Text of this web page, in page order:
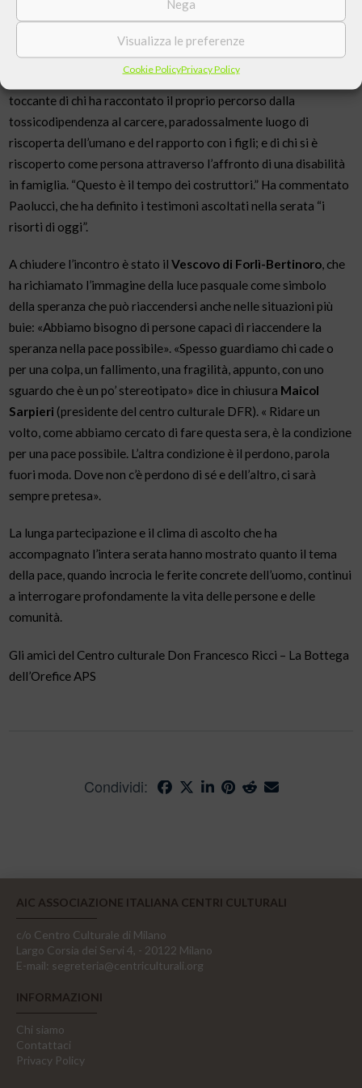
Nega
Visualizza le preferenze
Cookie PolicyPrivacy Policy
tossicodipendenza. A chi passando per una storia di malattia, ha
invece condiviso l’esperienza educativa nata attraverso una
squadra sportiva costruita insieme a ragazzi fragili e spesso
segnati da rabbia e disagio sociale. Fino alla testimonianza
toccante di chi ha raccontato il proprio percorso dalla
tossicodipendenza al carcere, paradossalmente luogo di
riscoperta dell’umano e del rapporto con i figli; e di chi si è
riscoperto come persona attraverso l’affronto di una disabilità
in famiglia. “Questo è il tempo dei costruttori.” Ha commentato
Paolucci, che ha definito i testimoni ascoltati nella serata “i
risorti di oggi”.
A chiudere l’incontro è stato ilVescovo di Forlì-Bertinoro, che
ha richiamato l’immagine della luce pasquale come simbolo
della speranza che può riaccendersi anche nelle situazioni più
buie: «Abbiamo bisogno di persone capaci di riaccendere la
speranza nella pace possibile». «Spesso guardiamo chi cade o
per una colpa, un fallimento, una fragilità, appunto, con uno
sguardo che è un po’ stereotipato» dice in chiusura Maicol
Sarpieri (presidente del centro culturale DFR). « Ridare un
volto, come abbiamo cercato di fare questa sera, è la condizione
per una pace possibile. L’altra condizione è il perdono, parola
fuori moda. Dove non c’è perdono di sé e dell’altro, ci sarà
sempre pretesa».
La lunga partecipazione e il clima di ascolto che ha
accompagnato l’intera serata hanno mostrato quanto il tema
della pace, quando incrocia le ferite concrete dell’uomo, continui
a interrogare profondamente la vita delle persone e delle
comunità.
Gli amici del Centro culturale Don Francesco Ricci – La Bottega
dell’Orefice APS
Condividi:
AIC ASSOCIAZIONE ITALIANA CENTRI CULTURALI
c/o Centro Culturale di Milano
Largo Corsia dei Servi 4, - 20122 Milano
E-mail: segreteria@centriculturali.org
INFORMAZIONI
Chi siamo
Contattaci
Privacy Policy